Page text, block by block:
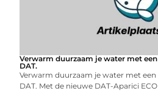
Verwarm duurzaam je water met
DAT.
Verwarm duurzaam je water met
DAT. Met de nieuwe DAT-Aparici